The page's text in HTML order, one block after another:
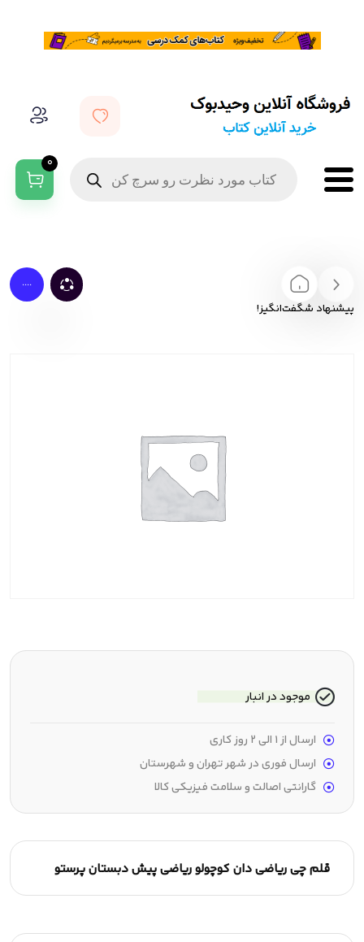
0
....
پیشنهاد شگفت‌انگیز!
قلم چی ریاضی دان کوچولو ریاضی پیش دبستان پرستو
موجود در انبار
ارسال از 1 الی 2 روز کاری
ارسال فوری در شهر تهران و شهرستان
گارانتی اصالت و سلامت فیزیکی کالا